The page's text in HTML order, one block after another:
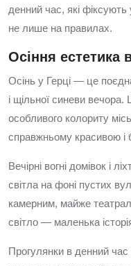
денний час, які
не лише на правилах.
Осіння естетика
Осінь у Герці — це
і щільної синеви
особливого колориту
справжньому красивою і
Вечірні вогні домівок і
світла на фоні пустих
камерним, майже
світло — маленька
Прогулянки в денний